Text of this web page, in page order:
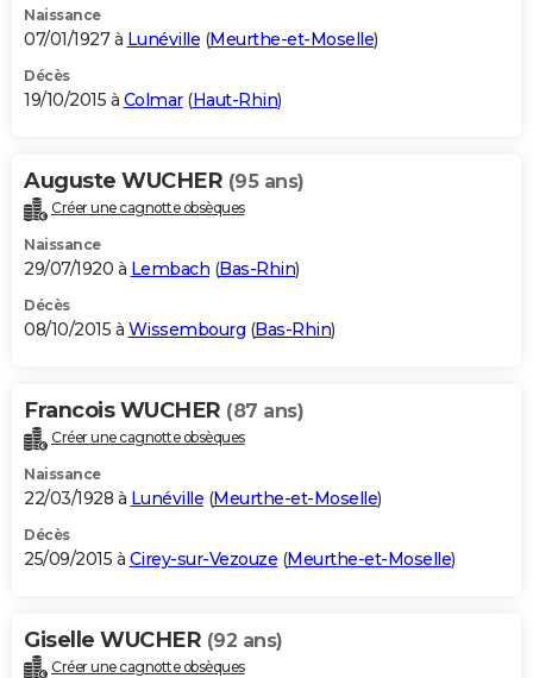
Naissance
07/01/1927 à Lunéville (Meurthe-et-Moselle)
Décès
19/10/2015 à Colmar(Haut-Rhin)
Auguste WUCHER (95 ans)
Créer une cagnotte obsèques
Naissance
29/07/1920 à Lembach (Bas-Rhin)
Décès
08/10/2015 à Wissembourg (Bas-Rhin)
Francois WUCHER (87 ans)
Créer une cagnotte obsèques
Naissance
22/03/1928 à Lunéville (Meurthe-et-Moselle)
Décès
25/09/2015 à Cirey-sur-Vezouze (Meurthe-et-Moselle)
Giselle WUCHER (92 ans)
Créer une cagnotte obsèques